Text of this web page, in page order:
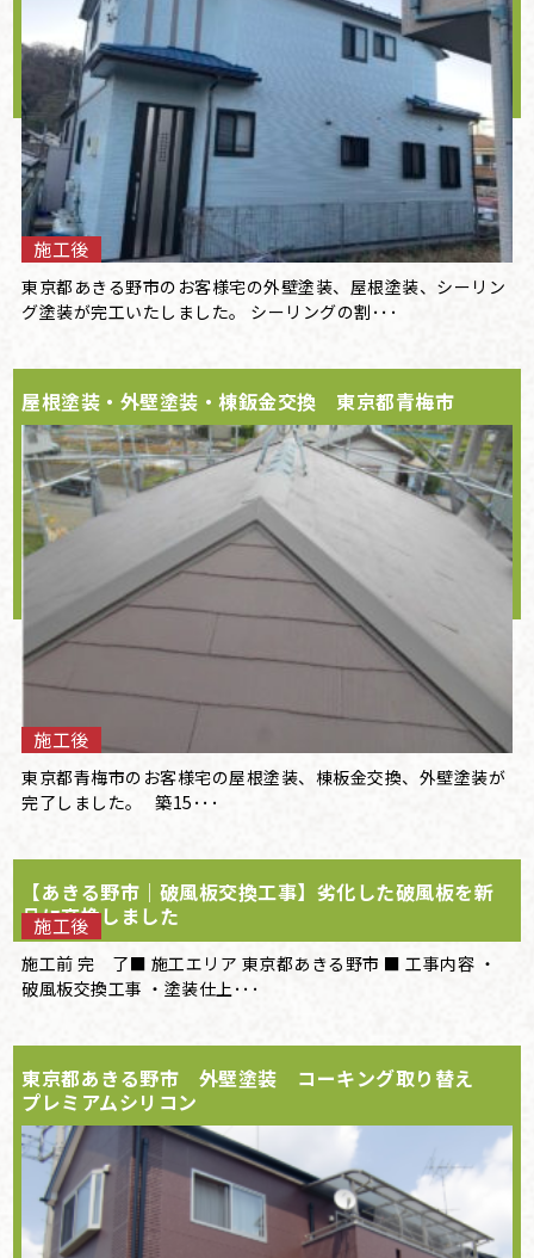
施工後
東京都あきる野市のお客様宅の外壁塗装、屋根塗装、シーリン
グ塗装が完工いたしました。 シーリングの割･･･
屋根塗装・外壁塗装・棟鈑金交換 東京都青梅市
施工後
東京都青梅市のお客様宅の屋根塗装、棟板金交換、外壁塗装が
完了しました。 築15･･･
【あきる野市｜破風板交換工事】劣化した破風板を新
品に交換しました
施工後
施工前 完 了■ 施工エリア 東京都あきる野市 ■ 工事内容 ・
破風板交換工事 ・塗装仕上･･･
東京都あきる野市 外壁塗装 コーキング取り替え
プレミアムシリコン